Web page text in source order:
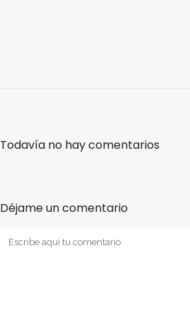
Todavía no hay comentarios
Déjame un comentario